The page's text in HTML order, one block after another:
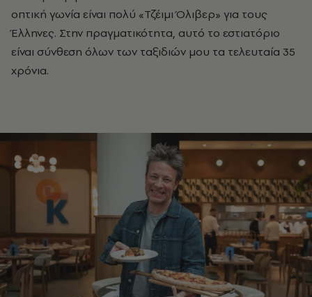
οπτική γωνία είναι πολύ «Τζέιμι Όλιβερ» για τους
Έλληνες. Στην πραγματικότητα, αυτό το εστιατόριο
είναι σύνθεση όλων των ταξιδιών μου τα τελευταία 35
χρόνια.